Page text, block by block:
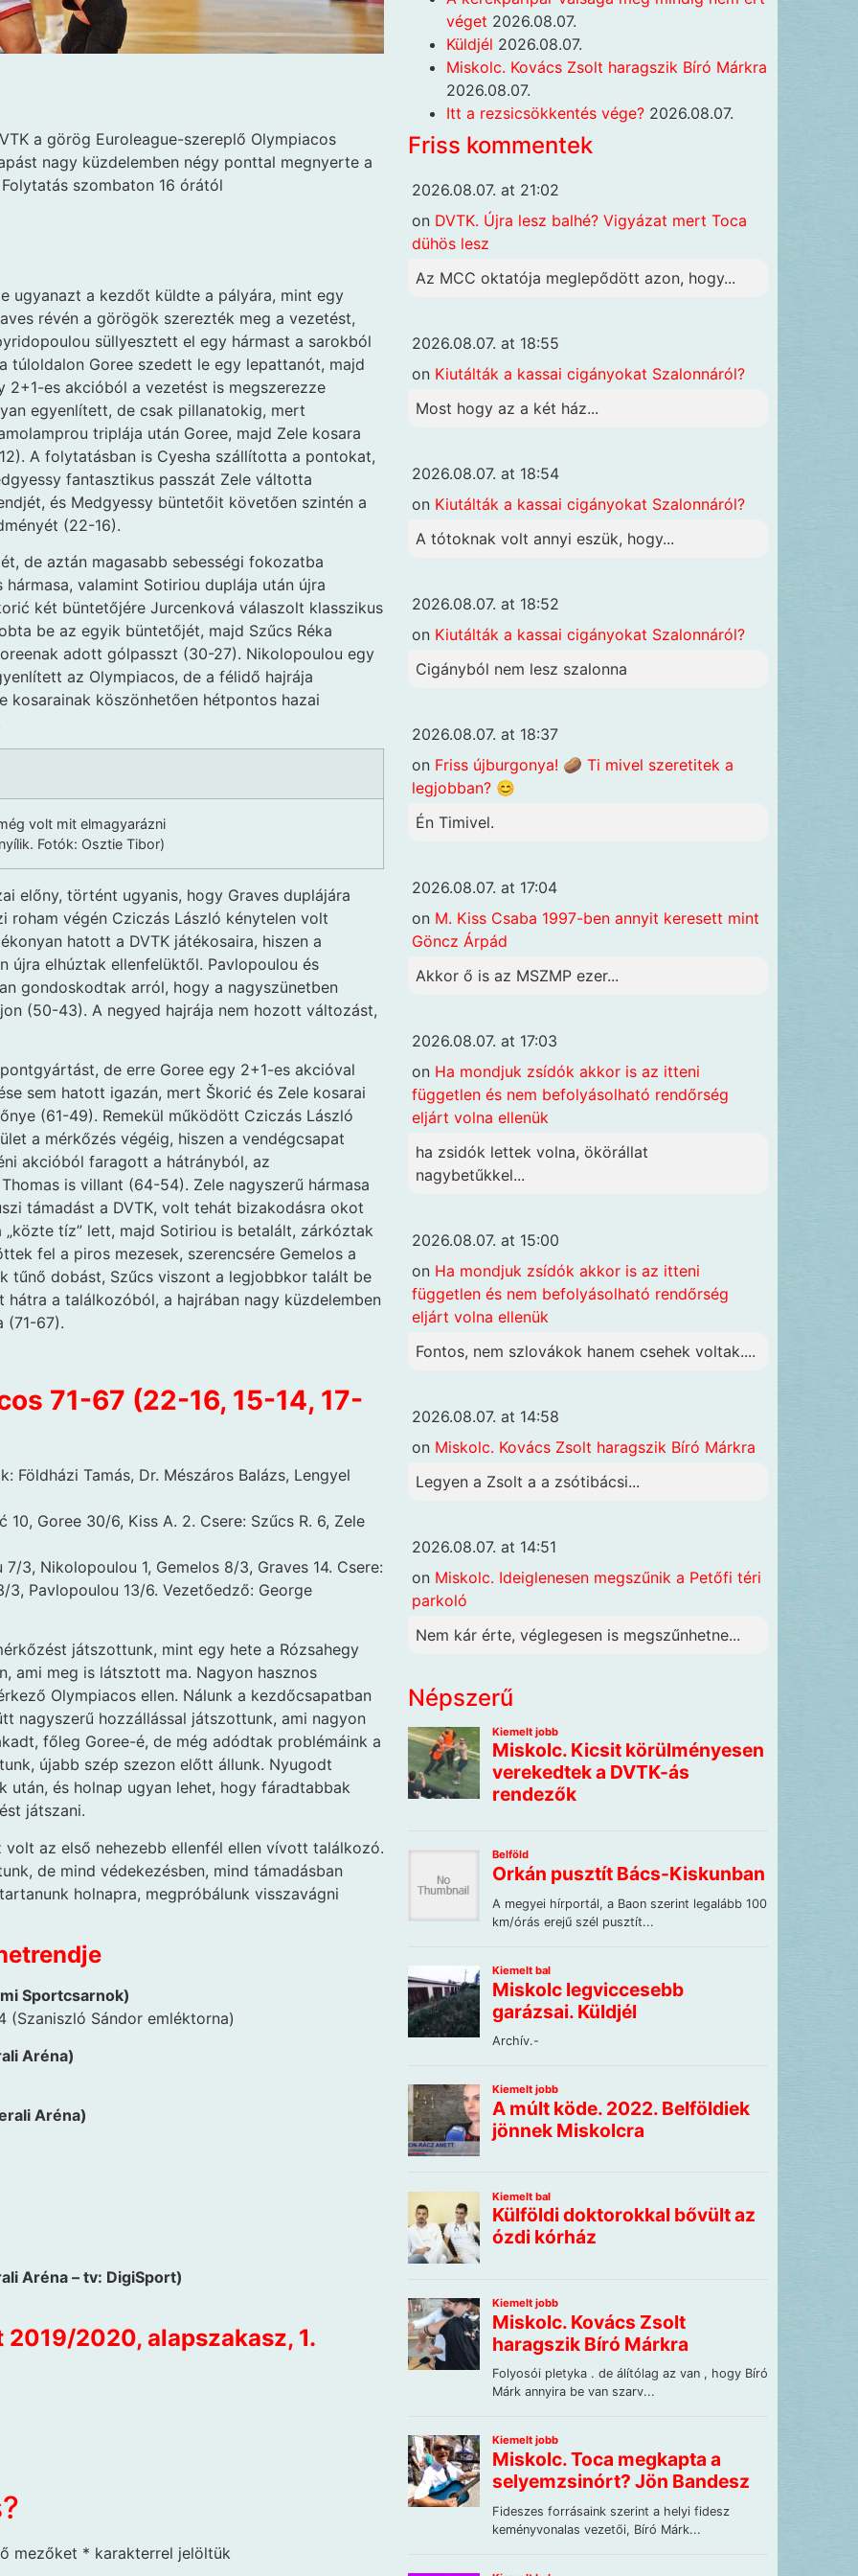
a görög Euroleague-szereplő Olympiacos
nagy küzdelemben négy ponttal megnyerte a
szombaton 16 órától
ugyanazt a kezdőt küldte a pályára, mint egy
révén a görögök szerezték meg a vezetést,
süllyesztett el egy hármast a sarokból
túloldalon Goree szedett le egy lepattanót, majd
es akcióból a vezetést is megszerezze
egyenlített, de csak pillanatokig, mert
triplája után Goree, majd Zele kosara
A folytatásban is Cyesha szállította a pontokat,
fantasztikus passzát Zele váltotta
és Medgyessy büntetőit követően szintén a
(22-16).
de aztán magasabb sebességi fokozatba
valamint Sotiriou duplája után újra
két büntetőjére Jurcenková válaszolt klasszikus
be az egyik büntetőjét, majd Szűcs Réka
adott gólpasszt (30-27). Nikolopoulou egy
az Olympiacos, de a félidő hajrája
kosarainak köszönhetően hétpontos hazai
volt mit elmagyarázni
Fotók: Osztie Tibor)
előny, történt ugyanis, hogy Graves duplájára
roham végén Cziczás László kénytelen volt
hatott a DVTK játékosaira, hiszen a
újra elhúztak ellenfelüktől. Pavlopoulou és
gondoskodtak arról, hogy a nagyszünetben
(50-43). A negyed hajrája nem hozott változást,
de erre Goree egy 2+1-es akcióval
sem hatott igazán, mert Škorić és Zele kosarai
(61-49). Remekül működött Cziczás László
a mérkőzés végéig, hiszen a vendégcsapat
akcióból faragott a hátrányból, az
is villant (64-54). Zele nagyszerű hármasa
támadást a DVTK, volt tehát bizakodásra okot
tíz” lett, majd Sotiriou is betalált, zárkóztak
fel a piros mezesek, szerencsére Gemelos a
tűnő dobást, Szűcs viszont a legjobbkor talált be
a találkozóból, a hajrában nagy küzdelemben
(71-67).
71-67 (22-16, 15-14, 17-
Földházi Tamás, Dr. Mészáros Balázs, Lengyel
Goree 30/6, Kiss A. 2. Csere: Szűcs R. 6, Zele
3, Nikolopoulou 1, Gemelos 8/3, Graves 14. Csere:
Pavlopoulou 13/6. Vezetőedző: George
játszottunk, mint egy hete a Rózsahegy
ami meg is látsztott ma. Nagyon hasznos
Olympiacos ellen. Nálunk a kezdőcsapatban
nagyszerű hozzállással játszottunk, ami nagyon
főleg Goree-é, de még adódtak problémáink a
újabb szép szezon előtt állunk. Nyugodt
után, és holnap ugyan lehet, hogy fáradtabbak
játszani.
az első nehezebb ellenfél ellen vívott találkozó.
de mind védekezésben, mind támadásban
holnapra, megpróbálunk visszavágni
Sportcsarnok)
(Szaniszló Sándor emléktorna)
Aréna)
Aréna)
Aréna – tv: DigiSport)
2020, alapszakasz, 1.
mezőket * karakterrel jelöltük
véget 2026.08.07.
Küldjél 2026.08.07.
Miskolc. Kovács Zsolt haragszik Bíró Márkra
2026.08.07.
Itt a rezsicsökkentés vége? 2026.08.07.
Friss kommentek
2026.08.07. at 21:02
on DVTK. Újra lesz balhé? Vigyázat mert Toca
dühös lesz
Az MCC oktatója meglepődött azon, hogy...
2026.08.07. at 18:55
on Kiutálták a kassai cigányokat Szalonnáról?
Most hogy az a két ház...
2026.08.07. at 18:54
on Kiutálták a kassai cigányokat Szalonnáról?
A tótoknak volt annyi eszük, hogy...
2026.08.07. at 18:52
on Kiutálták a kassai cigányokat Szalonnáról?
Cigányból nem lesz szalonna
2026.08.07. at 18:37
on Friss újburgonya! 🥔 Ti mivel szeretitek a
legjobban? 😊
Én Timivel.
2026.08.07. at 17:04
on M. Kiss Csaba 1997-ben annyit keresett mint
Göncz Árpád
Akkor ő is az MSZMP ezer...
2026.08.07. at 17:03
on Ha mondjuk zsídók akkor is az itteni
független és nem befolyásolható rendőrség
eljárt volna ellenük
ha zsidók lettek volna, ökörállat
nagybetűkkel...
2026.08.07. at 15:00
on Ha mondjuk zsídók akkor is az itteni
független és nem befolyásolható rendőrség
eljárt volna ellenük
Fontos, nem szlovákok hanem csehek voltak....
2026.08.07. at 14:58
on Miskolc. Kovács Zsolt haragszik Bíró Márkra
Legyen a Zsolt a a zsótibácsi...
2026.08.07. at 14:51
on Miskolc. Ideiglenesen megszűnik a Petőfi téri
parkoló
Nem kár érte, véglegesen is megszűnhetne...
Népszerű